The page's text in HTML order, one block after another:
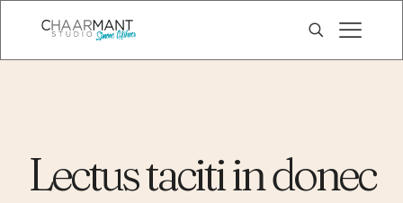
Lectus taciti in donec